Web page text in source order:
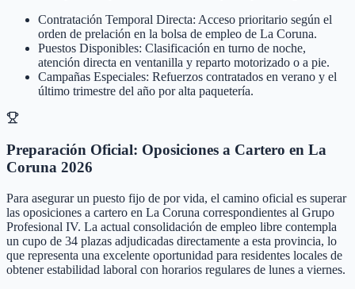
Contratación Temporal Directa: Acceso prioritario según el
orden de prelación en la bolsa de empleo de La Coruna.
Puestos Disponibles: Clasificación en turno de noche,
atención directa en ventanilla y reparto motorizado o a pie.
Campañas Especiales: Refuerzos contratados en verano y el
último trimestre del año por alta paquetería.
Preparación Oficial: Oposiciones a Cartero en La
Coruna 2026
Para asegurar un puesto fijo de por vida, el camino oficial es superar
las oposiciones a cartero en La Coruna correspondientes al Grupo
Profesional IV. La actual consolidación de empleo libre contempla
un cupo de 34 plazas adjudicadas directamente a esta provincia, lo
que representa una excelente oportunidad para residentes locales de
obtener estabilidad laboral con horarios regulares de lunes a viernes.